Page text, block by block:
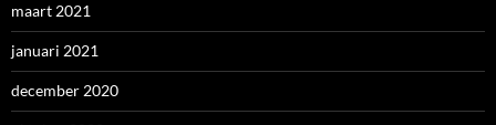
maart 2021
januari 2021
december 2020